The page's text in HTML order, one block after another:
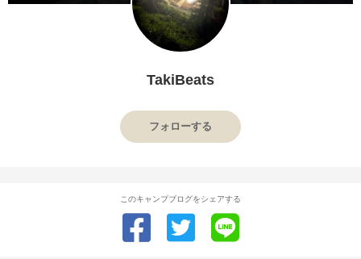
TakiBeats
フォローする
このキャンプブログをシェアする